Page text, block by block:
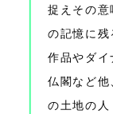
捉えその
の記憶に
作品やダ
仏閣など
の土地の